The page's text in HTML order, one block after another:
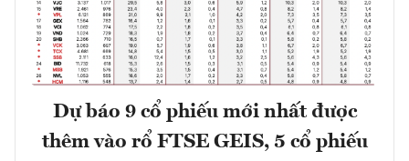
Dự báo 9 cổ phiếu mới nhất được
thêm vào rổ FTSE GEIS, 5 cổ phiếu